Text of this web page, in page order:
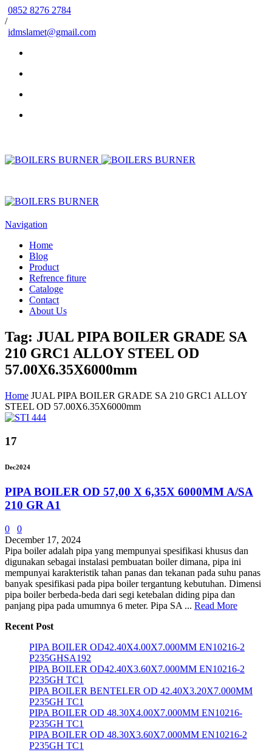
0852 8276 2784
/
idmslamet@gmail.com
Navigation
Home
Blog
Product
Refrence fiture
Cataloge
Contact
About Us
Tag: JUAL PIPA BOILER GRADE SA
210 GRC1 ALLOY STEEL OD
57.00X6.35X6000mm
Home JUAL PIPA BOILER GRADE SA 210 GRC1 ALLOY
STEEL OD 57.00X6.35X6000mm
17
Dec2024
PIPA BOILER OD 57,00 X 6,35X 6000MM A/SA
210 GR A1
0
0
December 17, 2024
Pipa boiler adalah pipa yang mempunyai spesifikasi khusus dan
digunakan sebagai instalasi pembuatan boiler dimana, pipa ini
mempunyai karakteristik tahan panas dan tekanan pada suhu panas
banyak spesifikasi pada pipa boiler tergantung kebutuhan. Dimensi
pipa boiler berbeda-beda dari segi ketebalan diding pipa dan
panjang pipa pada umumnya 6 meter. Pipa SA ... Read More
Recent Post
PIPA BOILER OD42.40X4.00X7.000MM EN10216-2
P235GHSA192
PIPA BOILER OD42.40X3.60X7.000MM EN10216-2
P235GH TC1
PIPA BOILER BENTELER OD 42.40X3.20X7.000MM
P235GH TC1
PIPA BOILER OD 48.30X4.00X7.000MM EN10216-
P235GH TC1
PIPA BOILER OD 48.30X3.60X7.000MM EN10216-2
P235GH TC1